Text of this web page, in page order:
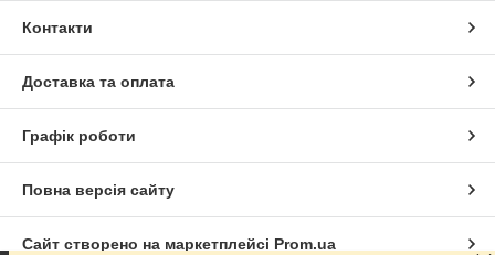
Контакти
Доставка та оплата
Графік роботи
Повна версія сайту
Сайт створено на маркетплейсі Prom.ua